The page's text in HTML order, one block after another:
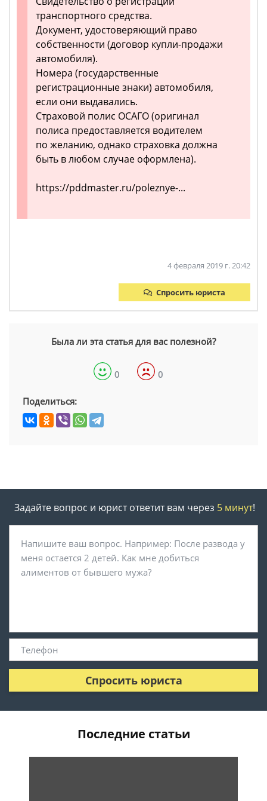
транспортного средства.
Документ, удостоверяющий право
собственности (договор купли-продажи
автомобиля).
Номера (государственные
регистрационные знаки) автомобиля,
если они выдавались.
Страховой полис ОСАГО (оригинал
полиса предоставляется водителем
по желанию, однако страховка должна
быть в любом случае оформлена).
https://pddmaster.ru/poleznye-...
4 февраля 2019 г. 20:42
Спросить юриста
Была ли эта статья для вас полезной?
0 0
Поделиться:
Задайте вопрос и юрист ответит вам через 5 минут!
Спросить юриста
Последние статьи